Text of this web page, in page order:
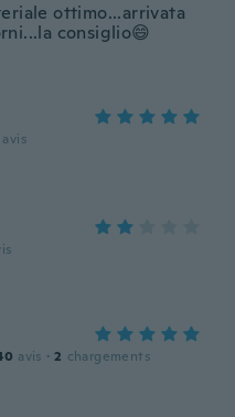
ottimo...arrivata
consiglio😄
avis
avis · 2 chargements